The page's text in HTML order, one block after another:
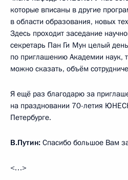
которые вписаны в другие
в области образования, новых
Здесь проходит заседание
секретарь Пан Ги Мун целый
по приглашению Академии наук,
можно сказать, объём
Я ещё раз благодарю за
на праздновании 70-летия
Петербурге.
В.Путин: Спасибо большое Вам
<…>